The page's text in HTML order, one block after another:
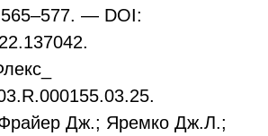
— DOI:
Дж.; Яремко Дж.Л.;